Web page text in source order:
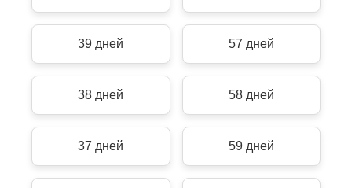
39 дней 57 дней
38 дней 58 дней
37 дней 59 дней